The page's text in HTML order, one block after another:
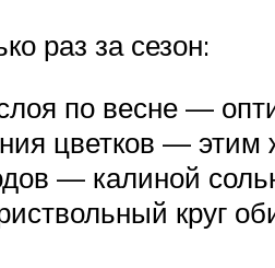
раз за сезон:
по весне —
цветков — этим
— калиной
круг